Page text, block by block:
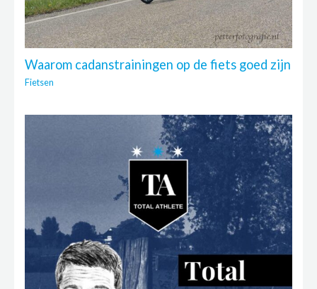
Waarom cadanstrainingen op de fiets goed zijn
Fietsen